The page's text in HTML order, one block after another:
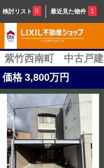
検討リスト 0 最近見た物件 1
紫竹西南町 中古戸建
価格 3,800万円